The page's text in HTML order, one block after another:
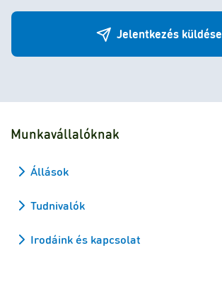
Jelentkezés küldése
Munkavállalóknak
Állások
Tudnivalók
Irodáink és kapcsolat